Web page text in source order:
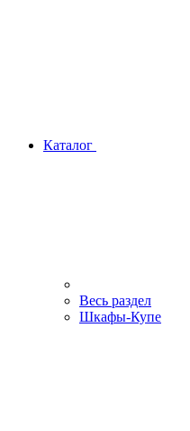
Каталог
Весь раздел
Шкафы-Купе